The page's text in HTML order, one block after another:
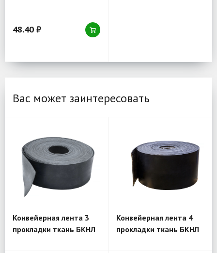
48.40 ₽
Вас может заинтересовать
Конвейерная лента 3
прокладки ткань БКНЛ
Конвейерная лента 4
прокладки ткань БКНЛ